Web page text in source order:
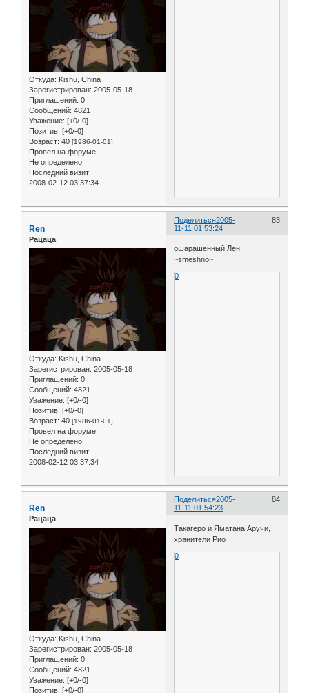
Откуда: Kishu, China
Зарегистрирован: 2005-05-18
Приглашений: 0
Сообщений: 4821
Уважение: [+0/-0]
Позитив: [+0/-0]
Возраст: 40 [1986-01-01]
Провел на форуме:
Не определено
Последний визит:
2008-02-12 03:37:34
Поделиться 83
2005-
11-11 01:53:24
Ren
Рацаца
Откуда: Kishu, China
Зарегистрирован: 2005-05-18
Приглашений: 0
Сообщений: 4821
Уважение: [+0/-0]
Позитив: [+0/-0]
Возраст: 40 [1986-01-01]
Провел на форуме:
Не определено
Последний визит:
2008-02-12 03:37:34
ошарашенный Лен
~smeshno~
0
Поделиться 84
2005-
11-11 01:54:23
Ren
Рацаца
Откуда: Kishu, China
Зарегистрирован: 2005-05-18
Приглашений: 0
Сообщений: 4821
Уважение: [+0/-0]
Позитив: [+0/-0]
Такагеро и Яматана Аручи,
хранители Рио
0